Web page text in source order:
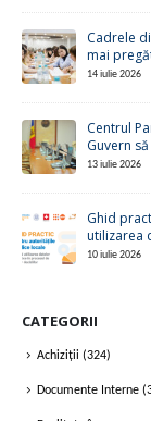
Cadrele
mai
14 iulie 2026
Centrul
Guvern
13 iulie 2026
Ghid
utilizarea
10 iulie 2026
CATEGORII
Achiziții (324)
Documente Interne